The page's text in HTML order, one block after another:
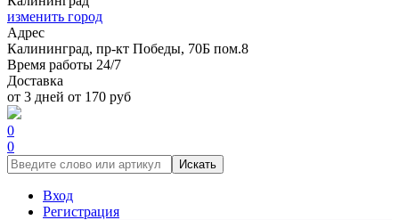
изменить город
Адрес
Калининград, пр-кт Победы, 70Б пом.8
Время работы 24/7
Доставка
от 3 дней от 170 руб
0
0
Искать
Вход
Регистрация